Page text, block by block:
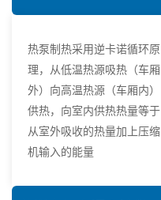
热泵制热采用逆卡诺循环原
理，从低温热源吸热（车厢
外）向高温热源（车厢内）
供热，向室内供热热量等于
从室外吸收的热量加上压缩
机输入的能量